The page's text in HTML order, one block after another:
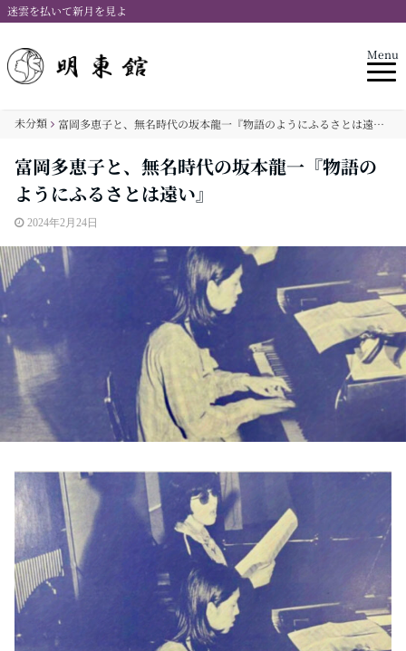
迷雲を払いて新月を見よ
Menu
未分類 富岡多恵子と、無名時代の坂本龍一『物語のようにふるさとは遠い』
富岡多恵子と、無名時代の坂本龍一『物語の
ようにふるさとは遠い』
2024年2月24日